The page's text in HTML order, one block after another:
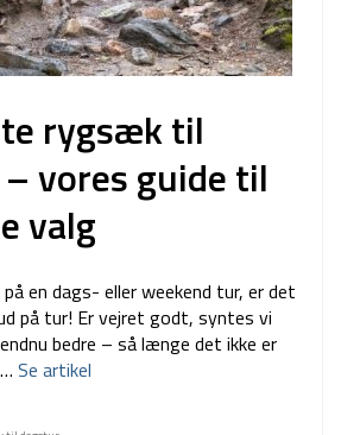
rygsæk til
vores guide til
valg
en dags- eller weekend tur, er det
på tur! Er vejret godt, syntes vi
bedre – så længe det ikke er
Se artikel